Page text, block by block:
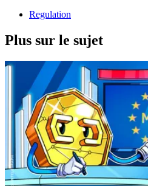
Regulation
Plus sur le sujet